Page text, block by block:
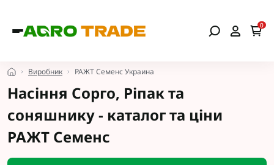
0
Виробник РАЖТ Семенс Украина
Насіння Сорго, Ріпак та
соняшнику - каталог та ціни
РАЖТ Семенс